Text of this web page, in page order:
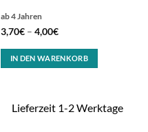
ab 4 Jahren
3,70€– 4,00€
IN DEN WARENKORB
Lieferzeit 1-2 Werktage